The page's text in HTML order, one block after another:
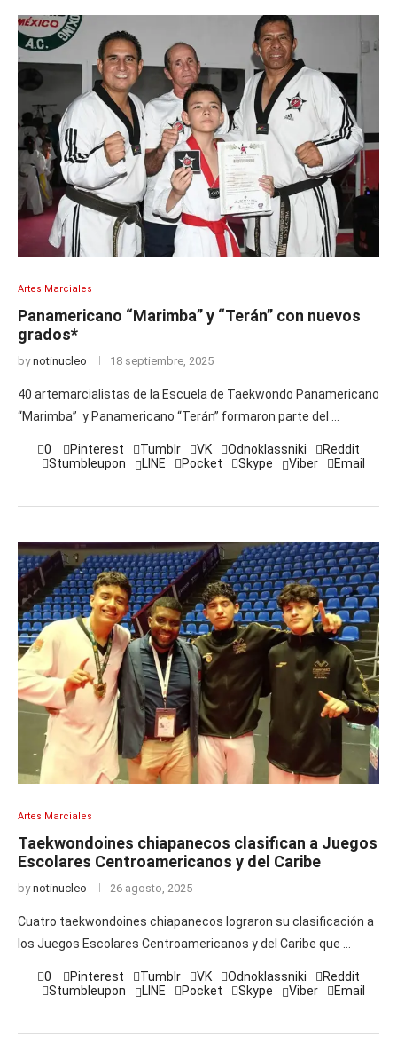
Artes Marciales
Panamericano “Marimba” y “Terán” con nuevos
grados*
bynotinucleo 18 septiembre, 2025
40 artemarcialistas de la Escuela de Taekwondo Panamericano
“Marimba” y Panamericano “Terán” formaron parte del …
0 Pinterest Tumblr VK Odnoklassniki
Reddit
Stumbleupon
LINE Pocket Skype Viber Email
Artes Marciales
Taekwondoines chiapanecos clasifican a Juegos
Escolares Centroamericanos y del Caribe
bynotinucleo 26 agosto, 2025
Cuatro taekwondoines chiapanecos lograron su clasificación a
los Juegos Escolares Centroamericanos y del Caribe que …
0 Pinterest Tumblr VK Odnoklassniki
Reddit
Stumbleupon
LINE Pocket Skype Viber Email